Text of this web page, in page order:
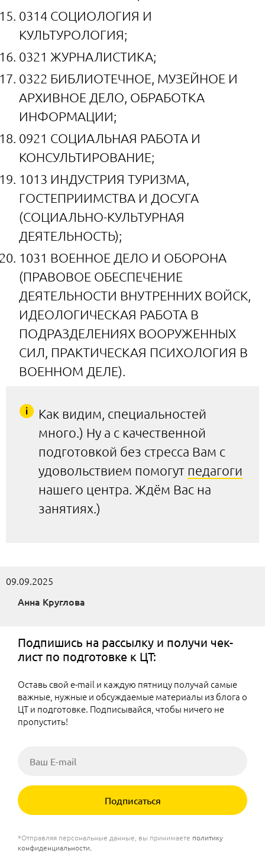
0314 СОЦИОЛОГИЯ И
КУЛЬТУРОЛОГИЯ;
0321 ЖУРНАЛИСТИКА;
0322 БИБЛИОТЕЧНОЕ, МУЗЕЙНОЕ И
АРХИВНОЕ ДЕЛО, ОБРАБОТКА
ИНФОРМАЦИИ;
0921 СОЦИАЛЬНАЯ РАБОТА И
КОНСУЛЬТИРОВАНИЕ;
1013 ИНДУСТРИЯ ТУРИЗМА,
ГОСТЕПРИИМСТВА И ДОСУГА
(СОЦИАЛЬНО-КУЛЬТУРНАЯ
ДЕЯТЕЛЬНОСТЬ);
1031 ВОЕННОЕ ДЕЛО И ОБОРОНА
(ПРАВОВОЕ ОБЕСПЕЧЕНИЕ
ДЕЯТЕЛЬНОСТИ ВНУТРЕННИХ ВОЙСК,
ИДЕОЛОГИЧЕСКАЯ РАБОТА В
ПОДРАЗДЕЛЕНИЯХ ВООРУЖЕННЫХ
СИЛ, ПРАКТИЧЕСКАЯ ПСИХОЛОГИЯ В
ВОЕННОМ ДЕЛЕ).
Как видим, специальностей
много.) Ну а с качественной
подготовкой без стресса Вам с
удовольствием помогут педагоги
нашего центра. Ждём Вас на
занятиях.)
09.09.2025
Анна Круглова
Подпишись на рассылку и получи чек-
лист по подготовке к ЦТ:
Оставь свой e-mail и каждую пятницу получай самые
важные, нужные и обсуждаемые материалы из блога о
ЦТ и подготовке. Подписывайся, чтобы ничего не
пропустить!
Подписаться
*Отправляя персональные данные, вы принимаете политику
конфиденциальности